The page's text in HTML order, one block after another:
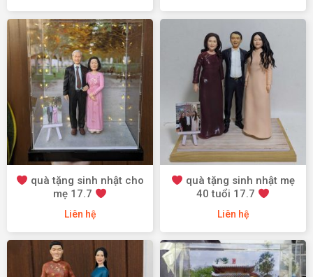
quà tặng sinh nhật cho
mẹ 17.7
Liên hệ
quà tặng sinh nhật mẹ
40 tuổi 17.7
Liên hệ